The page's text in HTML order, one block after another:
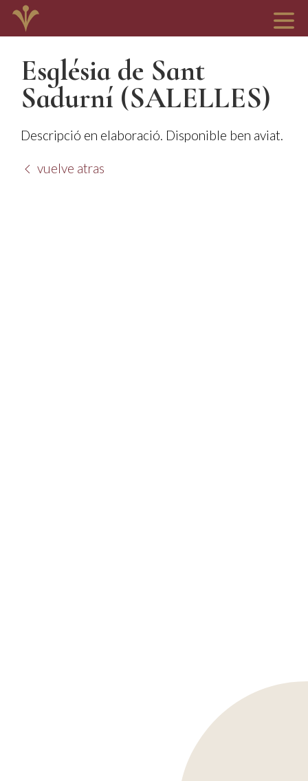
Església de Sant
Sadurní (SALELLES)
Descripció en elaboració. Disponible ben aviat.
vuelve atras